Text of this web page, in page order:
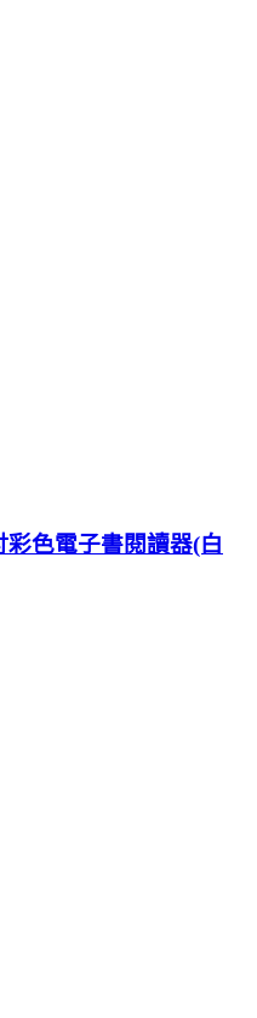
色電子書閱讀器(白